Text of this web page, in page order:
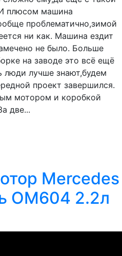
И плюсом машина
проблематично,зимой
ни как. Машина ездит
не было. Больше
на заводе это всё ещё
люди лучше знают,будем
проект завершился.
мотором и коробкой
две...
Mercedes
OM604 2.2л